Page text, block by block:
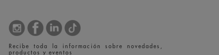
Recibe toda la información sobre novedades,
productos y eventos